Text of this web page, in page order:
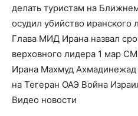
делать туристам на
осудил убийство
Глава МИД Ирана назвал
верховного лидера 1 мар
Ирана Махмуд Ахмадинежад
на Тегеран ОАЭ Война
Видео новости